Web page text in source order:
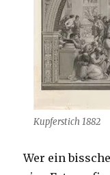
Kupferstich 1882
Wer ein